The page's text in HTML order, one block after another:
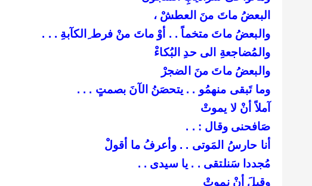
البعضُ ماتَ منَ العطشْ ،
والبعضُ ماتَ متخماً . . أوْ ماتَ منْ فرط ِالكآبةِ . . .
والمُضاجعةِ الى حدِ البُكاءْ
والبعضُ ماتَ منَ الضجرْ
وما تَبقى منهمُو . . يتحصَنُ الآنَ بصمتٍ . . .
آملاً أنْ لا يموتْ
صَافحنى وقال : . .
أنا حارسُ المَوتى . . وأعرفُ ما أقولْ
مُجددا سَنلتقى . . يا سيدى . .
وقبلَ أنْ نموتْ